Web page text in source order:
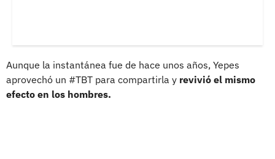
Aunque la instantánea fue de hace unos años, Yepes
aprovechó un #TBT para compartirla y revivió el mismo
efecto en los hombres.